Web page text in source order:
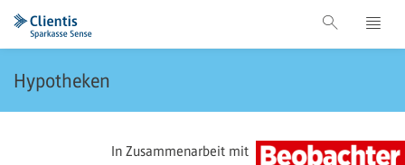
Hypotheken
In Zusammenarbeit mit